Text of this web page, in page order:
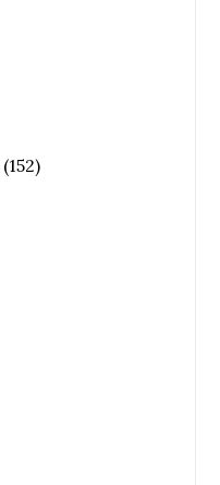
(152)